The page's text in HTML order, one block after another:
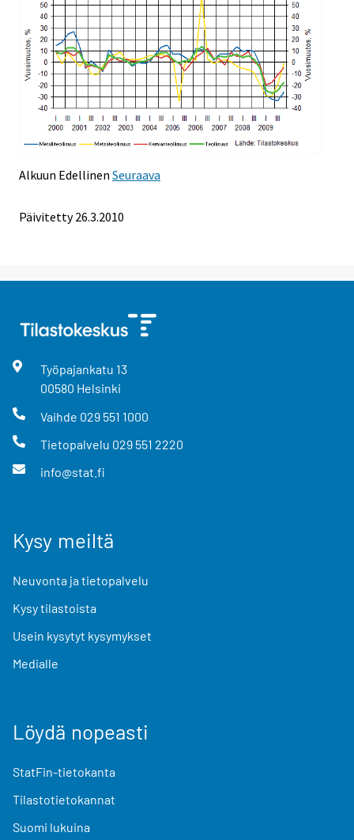
Alkuun Edellinen Seuraava
Päivitetty26.3.2010
Työpajankatu 13
00580 Helsinki
Vaihde 029 551 1000
Tietopalvelu 029 551 2220
info@stat.fi
Kysy meiltä
Neuvonta ja tietopalvelu
Kysy tilastoista
Usein kysytyt kysymykset
Medialle
Löydä nopeasti
StatFin-tietokanta
Tilastotietokannat
Suomi lukuina